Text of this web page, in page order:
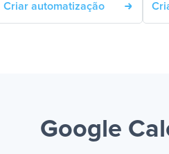
Criar automatização
Google